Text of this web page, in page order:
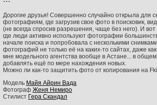
Дорогие друзья! Совершенно случайно открыла для
фотографиям, где загрузив свое фото в поисковик,
(не всегда спросив разрешения, чаще без него). И
где люди активно используют фотографии
начале поиска и попробовала с несколькими
фотографий не только её на каких-то сайтах, даже
мне модельного агентства вообще в Астане... в
добавлять ещё по мере нахождения новых.
Можно ли как-то защитить фото от копирования на
Модель Майя Айрин Вада
Фотограф Женя Немиро
Стилист Гера Скандал